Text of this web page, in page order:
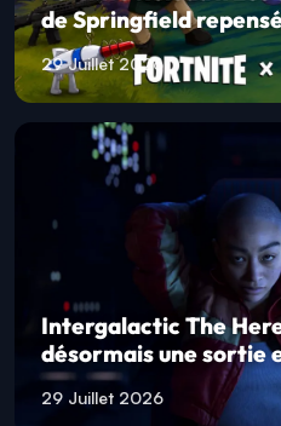
de Springfield
29 Juillet 2026
Intergalactic The
désormais une sortie
29 Juillet 2026